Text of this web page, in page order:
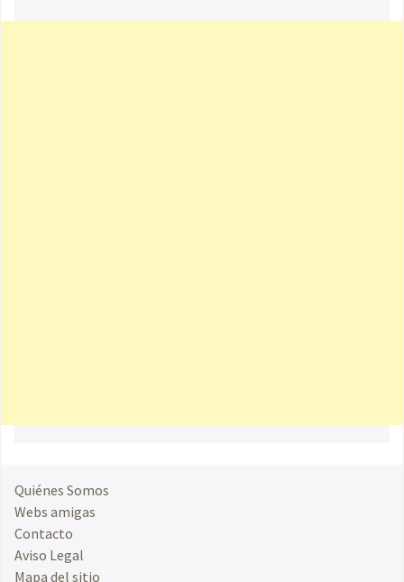
Quiénes Somos
Webs amigas
Contacto
Aviso Legal
Mapa del sitio